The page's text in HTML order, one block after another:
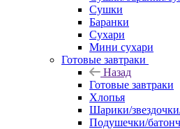
Сушки
Баранки
Сухари
Мини сухари
Готовые завтраки
Назад
Готовые завтраки
Хлопья
Шарики/
Подушечки/